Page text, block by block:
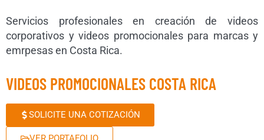
Servicios profesionales en creación de videos
corporativos y videos promocionales para marcas y
emrpesas en Costa Rica.
VIDEOS PROMOCIONALES COSTA RICA
SOLICITE UNA COTIZACIÓN